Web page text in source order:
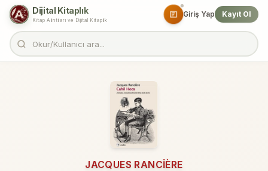
Dijital Kitaplık
Kitap Alıntıları ve Dijital Kitaplık
Giriş Yap Kayıt Ol
JACQUES RANCIÈRE